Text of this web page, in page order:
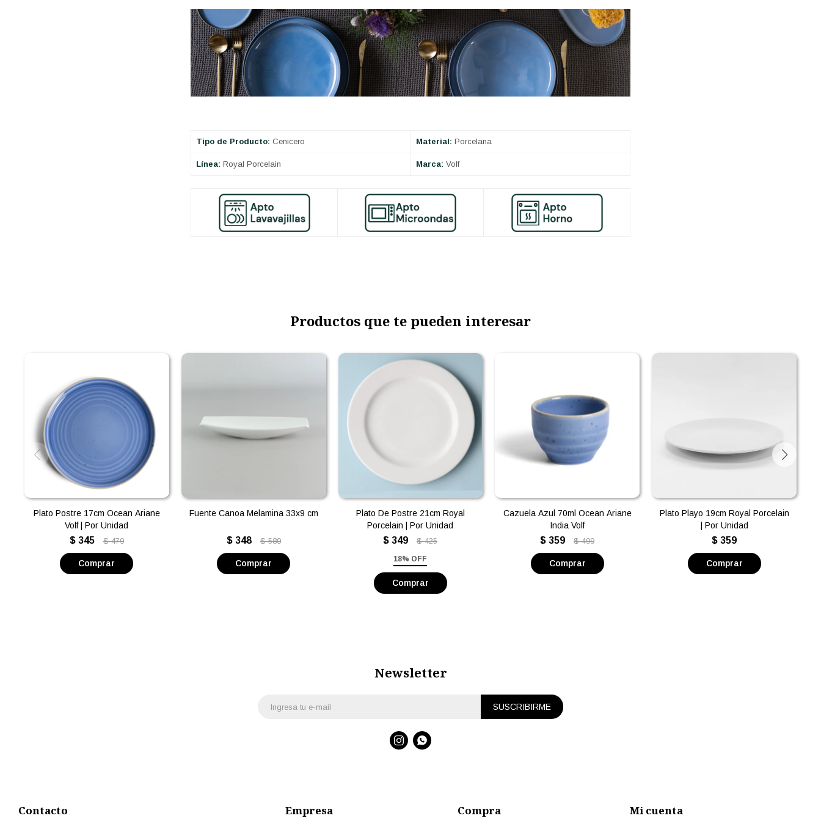
Tipo de Producto: Cenicero Material: Porcelana
Línea: Royal Porcelain Marca: Volf
Productos que te pueden interesar
Plato Postre 17cm Ocean Ariane
Volf | Por Unidad
$ 345 $ 479
Fuente Canoa Melamina 33x9 cm
$ 348 $ 580
Plato De Postre 21cm Royal
Porcelain | Por Unidad
$ 349 $ 425
18% OFF
Cazuela Azul 70ml Ocean Ariane
India Volf
$ 359 $ 499
Plato Playo 19cm Royal Porcelain
| Por Unidad
$ 359
Contacto Empresa Compra Mi cuenta
Newsletter
SUSCRIBIRME
 